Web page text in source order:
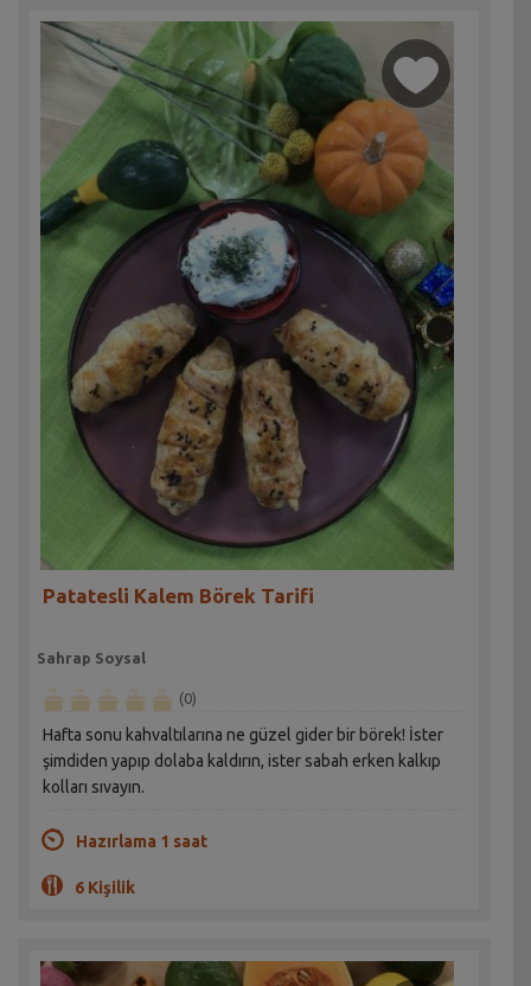
Patatesli Kalem Börek Tarifi
Sahrap Soysal
(0)
Hafta sonu kahvaltılarına ne güzel gider bir börek! İster
şimdiden yapıp dolaba kaldırın, ister sabah erken kalkıp
kolları sıvayın.
Hazırlama 1 saat
6 Kişilik